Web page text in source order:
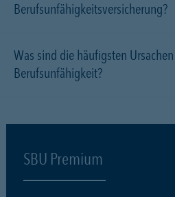
Berufsunfähigkeitsversicherung?
Was sind die häufigsten
Berufsunfähigkeit?
SBU Premium